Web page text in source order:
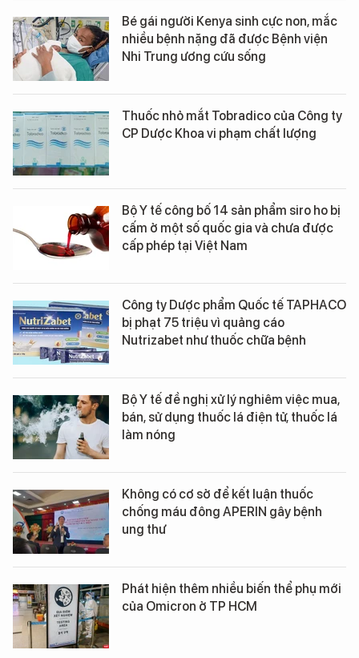
Bé gái người Kenya sinh cực non, mắc
nhiều bệnh nặng đã được Bệnh viện
Nhi Trung ương cứu sống
Thuốc nhỏ mắt Tobradico của Công ty
CP Dược Khoa vi phạm chất lượng
Bộ Y tế công bố 14 sản phẩm siro ho bị
cấm ở một số quốc gia và chưa được
cấp phép tại Việt Nam
Công ty Dược phẩm Quốc tế TAPHACO
bị phạt 75 triệu vì quảng cáo
Nutrizabet như thuốc chữa bệnh
Bộ Y tế đề nghị xử lý nghiêm việc mua,
bán, sử dụng thuốc lá điện tử, thuốc lá
làm nóng
Không có cơ sở để kết luận thuốc
chống máu đông APERIN gây bệnh
ung thư
Phát hiện thêm nhiều biến thể phụ mới
của Omicron ở TP HCM